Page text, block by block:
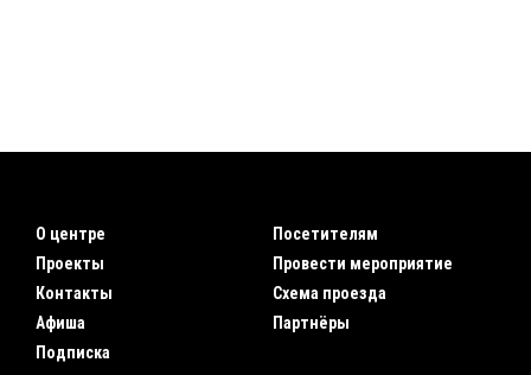
О центре
Проекты
Контакты
Афиша
Подписка
Посетителям
Провести мероприятие
Схема проезда
Партнёры